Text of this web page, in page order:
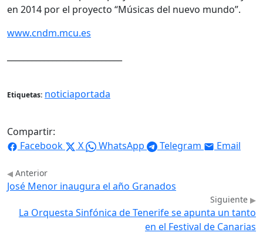
en 2014 por el proyecto “Músicas del nuevo mundo”.
www.cndm.mcu.es
Etiquetas: noticiaportada
Compartir:
Facebook
X WhatsApp Telegram Email
Anterior
José Menor inaugura el año Granados
Siguiente
La Orquesta Sinfónica de Tenerife se apunta un tanto
en el Festival de Canarias